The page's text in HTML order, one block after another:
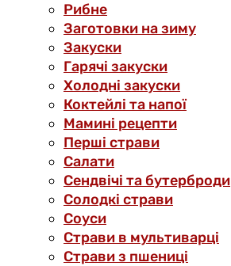
Рибне
Заготовки на зиму
Закуски
Гарячі закуски
Холодні закуски
Коктейлі та напої
Мамині рецепти
Перші страви
Салати
Сендвічі та бутерброди
Солодкі страви
Соуси
Страви в мультиварці
Страви з пшениці